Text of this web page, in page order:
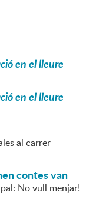
en el lleure
en el lleure
al carrer
contes van
No vull menjar!